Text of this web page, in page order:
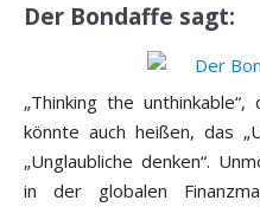
Der Bondaffe sagt:
„Thinking the unthinkable“,
könnte auch heißen, das
„Unglaubliche denken“.
in der globalen